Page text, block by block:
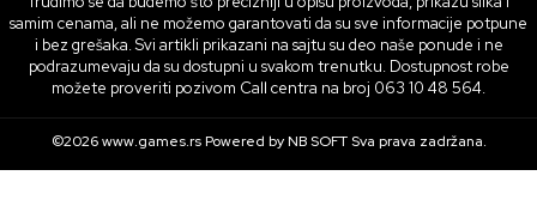
samim cenama, ali ne možemo garantovati da su sve informacije potpune
i bez grešaka. Svi artikli prikazani na sajtu su deo naše ponude i ne
podrazumevaju da su dostupni u svakom trenutku. Dostupnost robe
možete proveriti pozivom Call centra na broj 063 10 48 564.
©2026www.games.rs Powered byNB SOFTSva prava zadržana.